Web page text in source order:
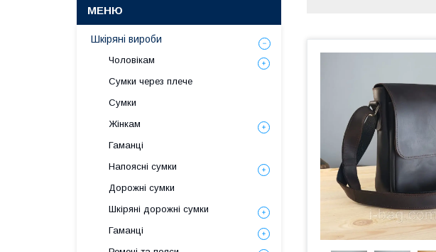
Шкіряні вироби
Чоловікам
Сумки через плече
Сумки
Жінкам
Гаманці
Напоясні сумки
Дорожні сумки
Шкіряні дорожні сумки
Гаманці